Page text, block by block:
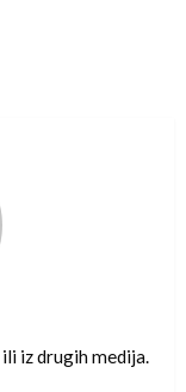
iz drugih medija.